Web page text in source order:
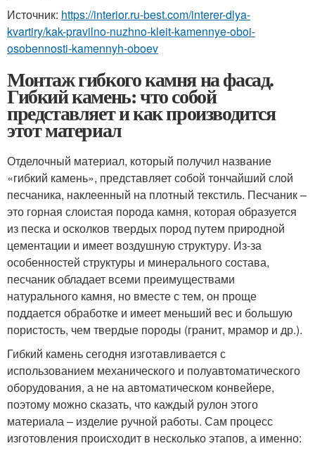
Источник: https://interior.ru-best.com/interer-dlya-
kvartiry/kak-pravilno-nuzhno-kleit-kamennye-oboi-
osobennosti-kamennyh-oboev
Монтаж гибкого камня на фасад.
Гибкий камень: что собой
представляет и как производится
этот материал
Отделочный материал, который получил название
«гибкий камень», представляет собой тончайший слой
песчаника, наклеенный на плотный текстиль. Песчаник –
это горная слоистая порода камня, которая образуется
из песка и осколков твердых пород путем природной
цементации и имеет воздушную структуру. Из-за
особенностей структуры и минерального состава,
песчаник обладает всеми преимуществами
натурального камня, но вместе с тем, он проще
поддается обработке и имеет меньший вес и большую
пористость, чем твердые породы (гранит, мрамор и др.).
Гибкий камень сегодня изготавливается с
использованием механического и полуавтоматического
оборудования, а не на автоматическом конвейере,
поэтому можно сказать, что каждый рулон этого
материала – изделие ручной работы. Сам процесс
изготовления происходит в несколько этапов, а именно: